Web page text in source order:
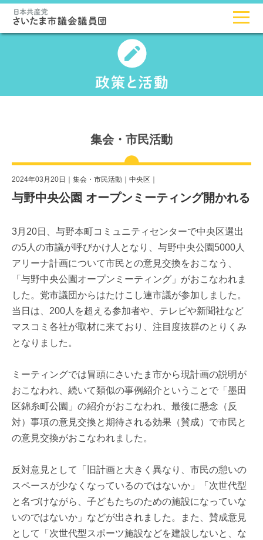
集会・市民活動
2024年03月20日｜ 集会・市民活動 中央区
与野中央公園 オープンミーティング開かれる
3月20日、与野本町コミュニティセンターで中央区選出
の5人の市議が呼びかけ人となり、与野中央公園5000人
アリーナ計画について市民との意見交換をおこなう、
「与野中央公園オープンミーティング」がおこなわれま
した。党市議団からはたけこし連市議が参加しました。
当日は、200人を超える参加者や、テレビや新聞社など
マスコミ各社が取材に来ており、注目度抜群のとりくみ
となりました。
ミーティングでは冒頭にさいたま市から現計画の説明が
おこなわれ、続いて類似の事例紹介ということで「墨田
区錦糸町公園」の紹介がおこなわれ、最後に懸念（反
対）事項の意見交換と期待される効果（賛成）で市民と
の意見交換がおこなわれました。
反対意見として「旧計画と大きく異なり、市民の憩いの
スペースが少なくなっているのではないか」「次世代型
と名づけながら、子どもたちのための施設になっていな
いのではないか」などが出されました。また、賛成意見
として「次世代型スポーツ施設などを建設しないと、な